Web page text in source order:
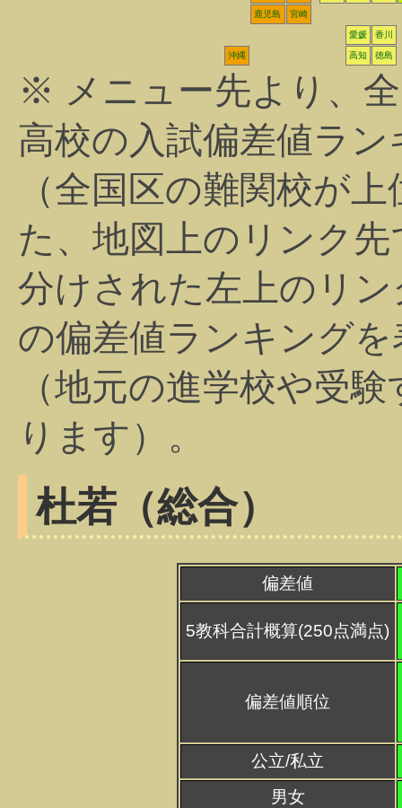
鹿児島 宮崎
愛媛 香川
沖縄 高知 徳島
※ メニュー先より、
高校の入試偏差値ラ
（全国区の難関校が
た、地図上のリンク
分けされた左上のリ
の偏差値ランキング
（地元の進学校や受
ります）。
杜若（総合）
偏差値
5教科合計概算(250点満点)
偏差値順位
公立/私立
男女